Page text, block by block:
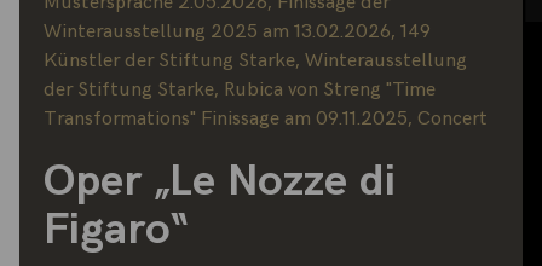
Winterausstellung 2025 am 13.02.2026, 149
Künstler der Stiftung Starke, Winterausstellung
der Stiftung Starke, Rubica von Streng "Time
Transformations" Finissage am 09.11.2025, Concert
Oper „Le Nozze di
Figaro“